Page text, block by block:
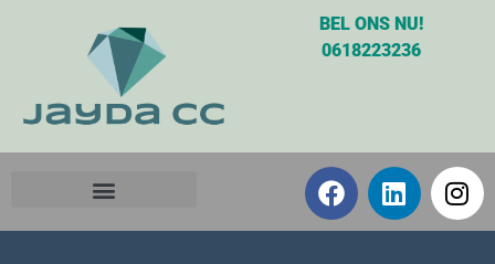
BEL ONS NU!
0618223236